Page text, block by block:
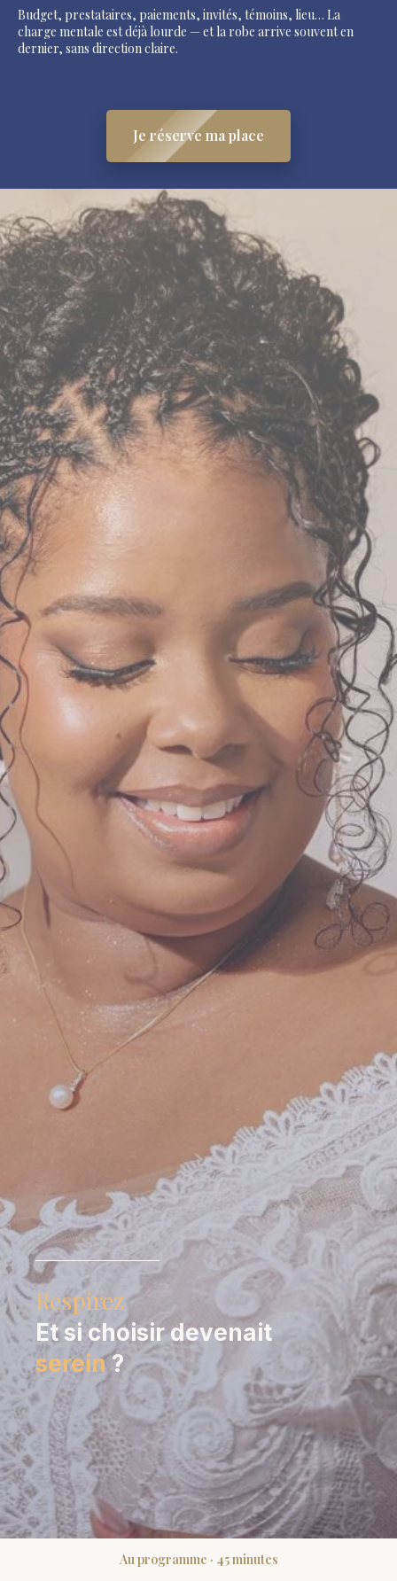
Budget, prestataires, paiements, invités, témoins, lieu… La
charge mentale est déjà lourde — et la robe arrive souvent en
dernier, sans direction claire.
Je réserve ma place
Respirez
Et si choisir devenait
serein?
Au programme · 45 minutes